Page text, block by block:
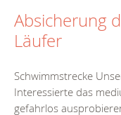
Absicherung
Läufer
Schwimmstrecke
Interessierte das
gefahrlos